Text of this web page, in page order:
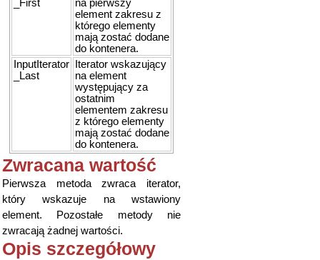
_First
na pierwszy
element zakresu z
którego elementy
mają zostać dodane
do kontenera.
InputIterator
_Last
Iterator wskazujący
na element
występujący za
ostatnim
elementem zakresu
z którego elementy
mają zostać dodane
do kontenera.
Zwracana wartość
Pierwsza metoda zwraca iterator,
który wskazuje na wstawiony
element. Pozostałe metody nie
zwracają żadnej wartości.
Opis szczegółowy